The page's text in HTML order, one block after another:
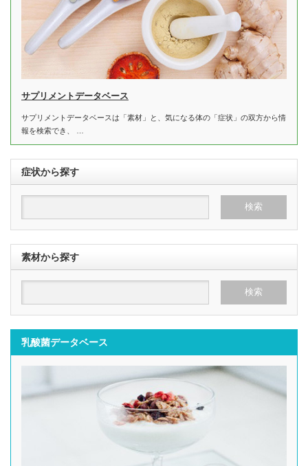
サプリメントデータベース
サプリメントデータベースは「素材」と、気になる体の「症状」の双方から情
報を検索でき、 …
症状から探す
素材から探す
乳酸菌データベース